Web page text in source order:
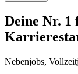
Deine Nr. 1
Nebenjobs,